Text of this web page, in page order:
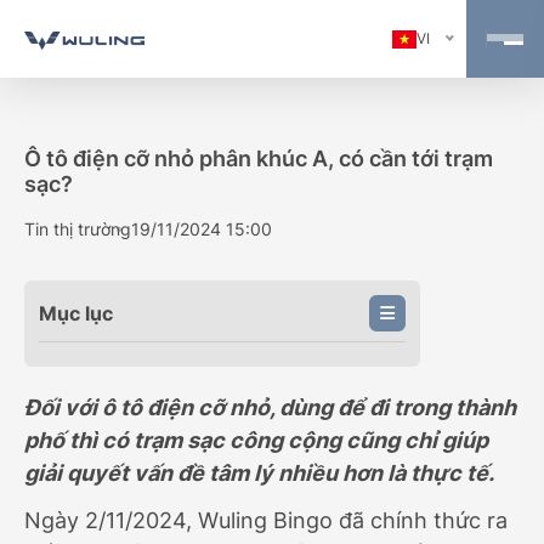
VI
Ô tô điện cỡ nhỏ phân khúc A, có cần tới trạm
sạc?
Tin thị trường19/11/2024 15:00
Mục lục
Đối với ô tô điện cỡ nhỏ, dùng để đi trong thành
phố thì có trạm sạc công cộng cũng chỉ giúp
giải quyết vấn đề tâm lý nhiều hơn là thực tế.
Ngày 2/11/2024, Wuling Bingo đã chính thức ra